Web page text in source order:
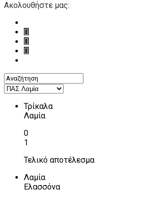
Ακολουθήστε μας:
Τρίκαλα
Λαμία
0
1
Τελικό αποτέλεσμα
Λαμία
Ελασσόνα